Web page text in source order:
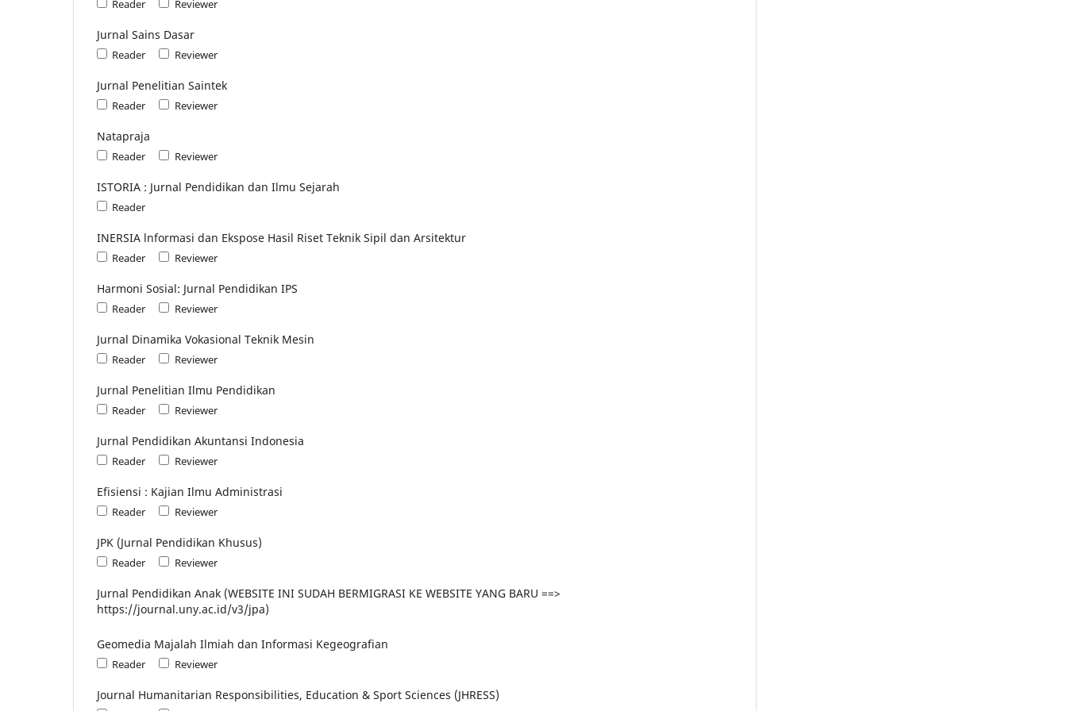
Reader Reviewer
Jurnal Sains Dasar
Reader Reviewer
Jurnal Penelitian Saintek
Reader Reviewer
Natapraja
Reader Reviewer
ISTORIA : Jurnal Pendidikan dan Ilmu Sejarah
Reader
INERSIA lnformasi dan Ekspose Hasil Riset Teknik Sipil dan Arsitektur
Reader Reviewer
Harmoni Sosial: Jurnal Pendidikan IPS
Reader Reviewer
Jurnal Dinamika Vokasional Teknik Mesin
Reader Reviewer
Jurnal Penelitian Ilmu Pendidikan
Reader Reviewer
Jurnal Pendidikan Akuntansi Indonesia
Reader Reviewer
Efisiensi : Kajian Ilmu Administrasi
Reader Reviewer
JPK (Jurnal Pendidikan Khusus)
Reader Reviewer
Jurnal Pendidikan Anak (WEBSITE INI SUDAH BERMIGRASI KE WEBSITE YANG BARU ==>
https://journal.uny.ac.id/v3/jpa)
Geomedia Majalah Ilmiah dan Informasi Kegeografian
Reader Reviewer
Journal Humanitarian Responsibilities, Education & Sport Sciences (JHRESS)